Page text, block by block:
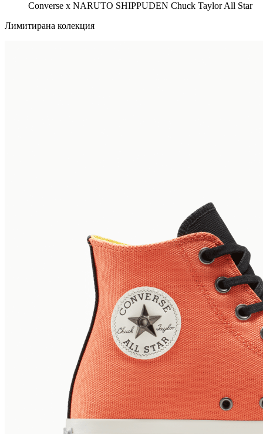
Converse x NARUTO SHIPPUDEN Chuck Taylor All Star
Лимитирана колекция